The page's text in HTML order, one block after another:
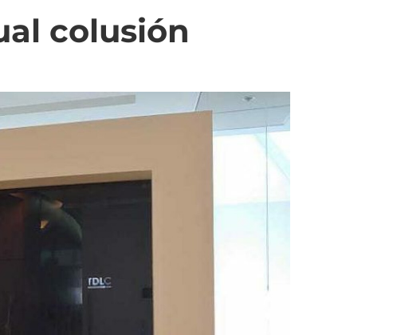
colusión